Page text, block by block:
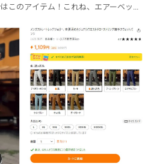
このアイテム！これね、エアーベッド
れ、めっちゃ軽いので、海だったら飛
まり実用性がないかもし...